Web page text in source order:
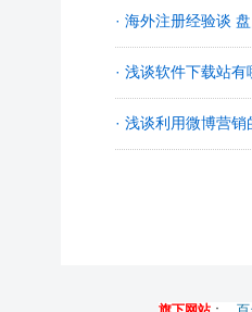
· 海外注册经验谈
· 浅谈软件下载站
· 浅谈利用微博营